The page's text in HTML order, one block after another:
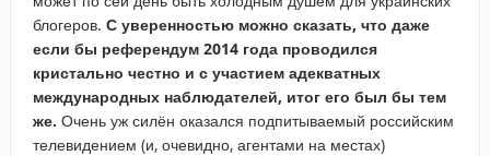
блогеров. С уверенностью можно сказать, что даже
если бы референдум 2014 года проводился
кристально честно и с участием адекватных
международных наблюдателей, итог его был бы тем
же. Очень уж силён оказался подпитываемый российским
телевидением (и, очевидно, агентами на местах)